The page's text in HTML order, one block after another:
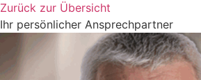
Zurück zur Übersicht
Ihr persönlicher Ansprechpartner